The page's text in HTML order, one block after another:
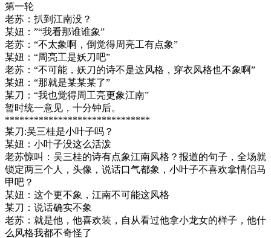
第一轮
老苏：扒到江南没？
某妞：”“我看那谁谁象”
老苏：“不太象啊，倒觉得周亮工有点象”
某妞：“周亮工是妖刀吧”
老苏：“不可能，妖刀的诗不是这风格，穿衣风格也不象啊”
某妞：“那就是某某某了”
某刀：“我也觉得周工亮更象江南”
暂时统一意见，十分钟后。
******************************
某刀:吴三桂是小叶子吗？
某妞：小叶子没这么活泼
老苏惊叫：吴三桂的诗有点象江南风格？报道的句子，全场就
锁定两三个人，头像，说话口气都象，小叶子不喜欢拿情侣马
甲吧？
某妞：这个更不象，江南不可能这风格
某刀：说话确实不象
老苏：就是他，他喜欢装，自从看过他拿小龙女的样子，他什
么风格我都不奇怪了